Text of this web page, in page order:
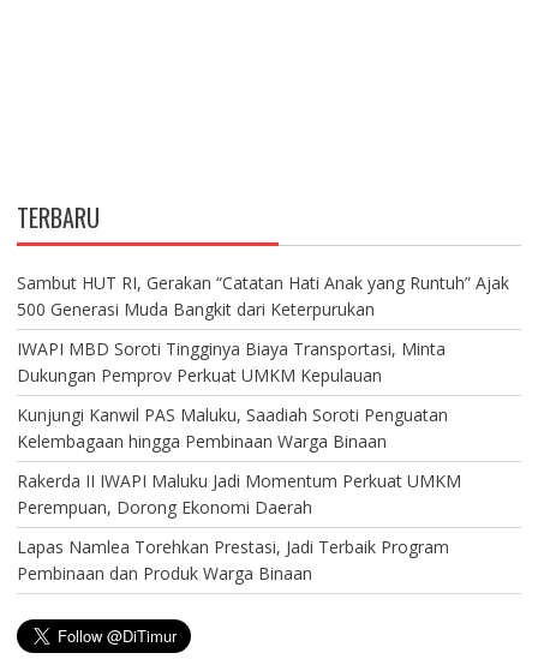
TERBARU
Sambut HUT RI, Gerakan “Catatan Hati Anak yang Runtuh” Ajak
500 Generasi Muda Bangkit dari Keterpurukan
IWAPI MBD Soroti Tingginya Biaya Transportasi, Minta
Dukungan Pemprov Perkuat UMKM Kepulauan
Kunjungi Kanwil PAS Maluku, Saadiah Soroti Penguatan
Kelembagaan hingga Pembinaan Warga Binaan
Rakerda II IWAPI Maluku Jadi Momentum Perkuat UMKM
Perempuan, Dorong Ekonomi Daerah
Lapas Namlea Torehkan Prestasi, Jadi Terbaik Program
Pembinaan dan Produk Warga Binaan